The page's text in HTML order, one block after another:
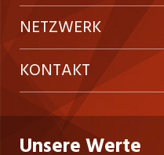
Festanstellungen
Temporäre Jobs
Freelance Jobs
Praktika
Inserieren
Firmen
Personalvermittler
Preise und Leistungen
AGB
Datenschutzerklärung
Nutzungsbedingungen
NETZWERK
ostjob.ch
westjob.at
jobzüri.ch
KONTAKT
Niederlassung
Fa. nicejob.de
Unsere Werte